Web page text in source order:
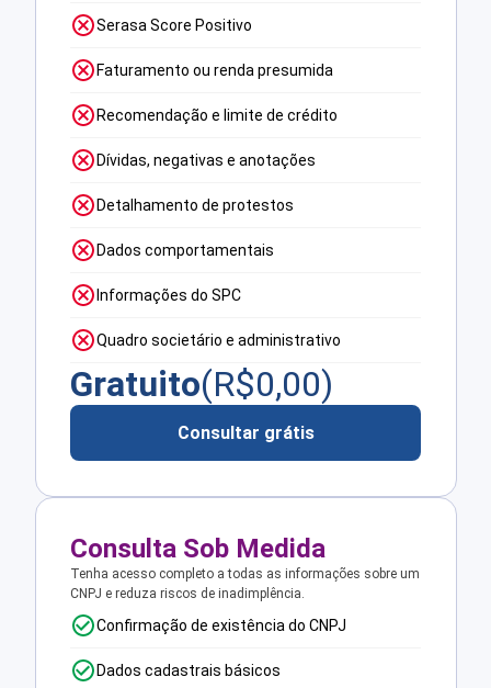
Serasa Score Positivo
Faturamento ou renda presumida
Recomendação e limite de crédito
Dívidas, negativas e anotações
Detalhamento de protestos
Dados comportamentais
Informações do SPC
Quadro societário e administrativo
Gratuito(R$0,00)
Consultar grátis
Consulta Sob Medida
Tenha acesso completo a todas as informações sobre um
CNPJ e reduza riscos de inadimplência.
Confirmação de existência do CNPJ
Dados cadastrais básicos